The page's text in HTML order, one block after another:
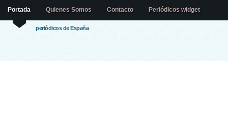
periódicos de España
Portada Quienes Somos Contacto Periódicos widget